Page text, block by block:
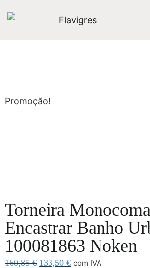
Promoção!
Torneira
Encastrar Banho
100081863 Noken
160,85€ 133,50 € com IVA